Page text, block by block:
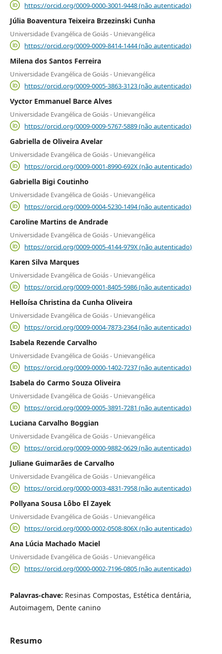
https://orcid.org/0009-0000-3001-9448 (não autenticado)
Júlia Boaventura Teixeira Brzezinski Cunha
Universidade Evangélica de Goiás - Unievangélica
https://orcid.org/0009-0009-8414-1444 (não autenticado)
Milena dos Santos Ferreira
Universidade Evangélica de Goiás - Unievangélica
https://orcid.org/0009-0005-3863-3123 (não autenticado)
Vyctor Emmanuel Barce Alves
Universidade Evangélica de Goiás - Unievangélica
https://orcid.org/0009-0009-5767-5889 (não autenticado)
Gabriella de Oliveira Avelar
Universidade Evangélica de Goiás - Unievangélica
https://orcid.org/0009-0001-8990-692X (não autenticado)
Gabriella Bigi Coutinho
Universidade Evangélica de Goiás - Unievangélica
https://orcid.org/0009-0004-5230-1494 (não autenticado)
Caroline Martins de Andrade
Universidade Evangélica de Goiás - Unievangélica
https://orcid.org/0009-0005-4144-979X (não autenticado)
Karen Silva Marques
Universidade Evangélica de Goiás - Unievangélica
https://orcid.org/0009-0001-8405-5986 (não autenticado)
Helloísa Christina da Cunha Oliveira
Universidade Evangélica de Goiás - Unievangélica
https://orcid.org/0009-0004-7873-2364 (não autenticado)
Isabela Rezende Carvalho
Universidade Evangélica de Goiás - Unievangélica
https://orcid.org/0009-0000-1402-7237 (não autenticado)
Isabela do Carmo Souza Oliveira
Universidade Evangélica de Goiás - Unievangélica
https://orcid.org/0009-0005-3891-7281 (não autenticado)
Luciana Carvalho Boggian
Universidade Evangélica de Goiás - Unievangélica
https://orcid.org/0009-0000-9882-0629 (não autenticado)
Juliane Guimarães de Carvalho
Universidade Evangélica de Goiás - Unievangélica
https://orcid.org/0000-0003-4831-7958 (não autenticado)
Pollyana Sousa Lôbo El Zayek
Universidade Evangélica de Goiás - Unievangélica
https://orcid.org/0000-0002-0508-806X (não autenticado)
Ana Lúcia Machado Maciel
Universidade Evangélica de Goiás - Unievangélica
https://orcid.org/0000-0002-7196-0805 (não autenticado)
Palavras-chave: Resinas Compostas, Estética dentária,
Autoimagem, Dente canino
Resumo